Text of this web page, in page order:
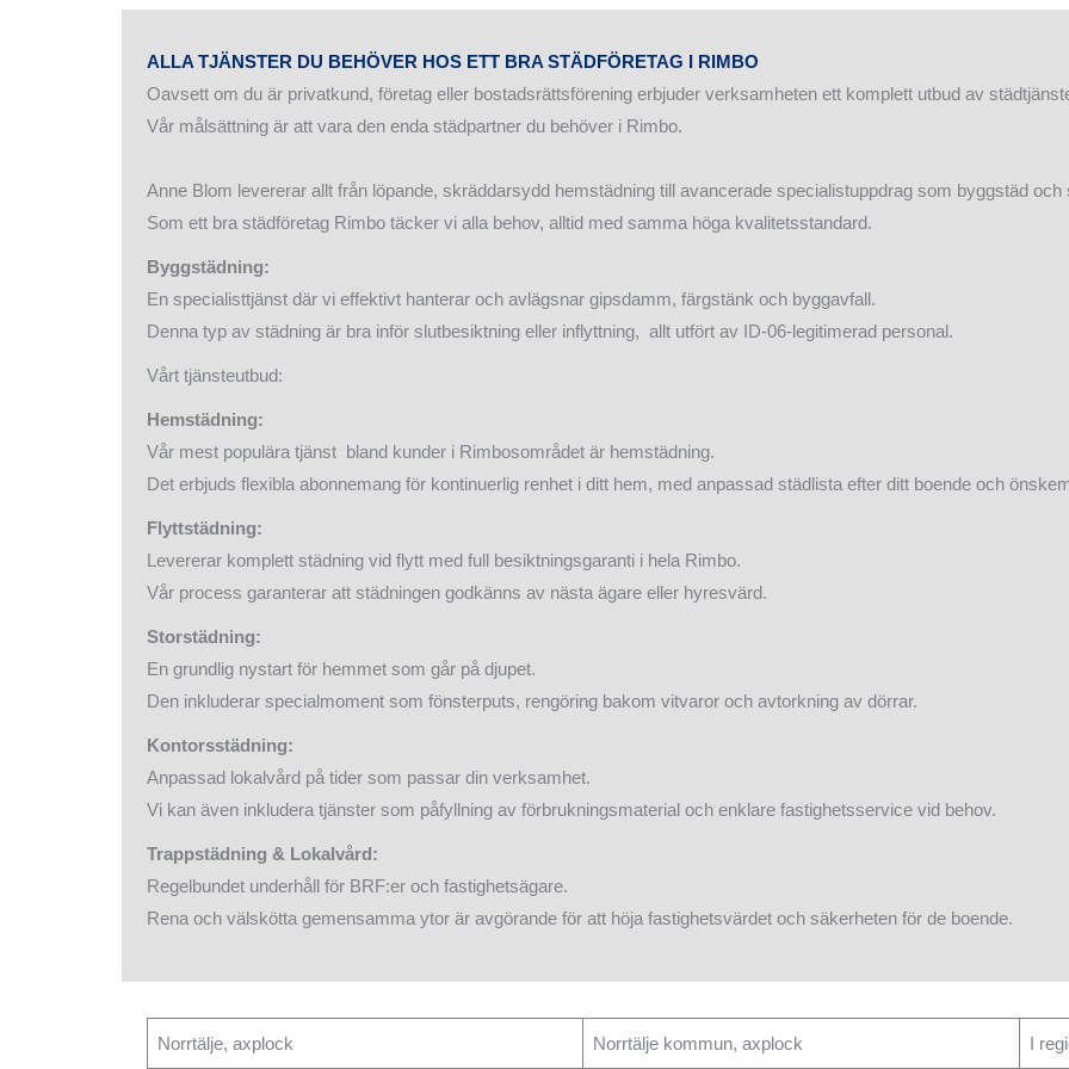
ALLA TJÄNSTER DU BEHÖVER HOS ETT BRA STÄDFÖRETAG I RIMBO
Oavsett om du är privatkund, företag eller bostadsrättsförening erbjuder verksamheten ett komplett utbud av
Vår målsättning är att vara den enda städpartner du behöver i Rimbo.
Anne Blom levererar allt från löpande, skräddarsydd hemstädning till avancerade specialistuppdrag som byggstäd och
Som ett bra städföretag Rimbo täcker vi alla behov, alltid med samma höga kvalitetsstandard.
Byggstädning:
En specialisttjänst där vi effektivt hanterar och avlägsnar gipsdamm, färgstänk och byggavfall.
Denna typ av städning är bra inför slutbesiktning eller inflyttning, allt utfört av ID-06-legitimerad personal.
Vårt tjänsteutbud:
Hemstädning:
Vår mest populära tjänst bland kunder i Rimbosområdet är hemstädning.
Det erbjuds flexibla abonnemang för kontinuerlig renhet i ditt hem, med anpassad städlista efter ditt boende och
Flyttstädning:
Levererar komplett städning vid flytt med full besiktningsgaranti i hela Rimbo.
Vår process garanterar att städningen godkänns av nästa ägare eller hyresvärd.
Storstädning:
En grundlig nystart för hemmet som går på djupet.
Den inkluderar specialmoment som fönsterputs, rengöring bakom vitvaror och avtorkning av dörrar.
Kontorsstädning:
Anpassad lokalvård på tider som passar din verksamhet.
Vi kan även inkludera tjänster som påfyllning av förbrukningsmaterial och enklare fastighetsservice vid behov.
Trappstädning & Lokalvård:
Regelbundet underhåll för BRF:er och fastighetsägare.
Rena och välskötta gemensamma ytor är avgörande för att höja fastighetsvärdet och säkerheten för de boende.
Norrtälje, axplock Norrtälje kommun, axplock I